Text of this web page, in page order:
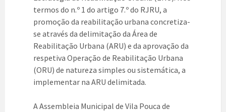
termos do n.º 1 do artigo 7.º do RJRU, a
promoção da reabilitação urbana concretiza-
se através da delimitação da Área de
Reabilitação Urbana (ARU) e da aprovação da
respetiva Operação de Reabilitação Urbana
(ORU) de natureza simples ou sistemática, a
implementar na ARU delimitada.
A Assembleia Municipal de Vila Pouca de